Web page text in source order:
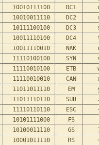
10010111100 DC1
10010011110 DC2
10111100100 DC3
10011110100 DC4
10011110010 NAK
11110100100 SYN
11110010100 ETB
11110010010 CAN
11011011110 EM
11011110110 SUB
11110110110 ESC
10101111000 FS
10100011110 GS
10001011110 RS